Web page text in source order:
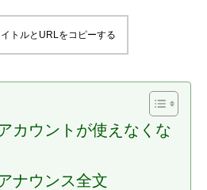
トルとURLをコピーする
カウントが使えなくな
ナウンス全文